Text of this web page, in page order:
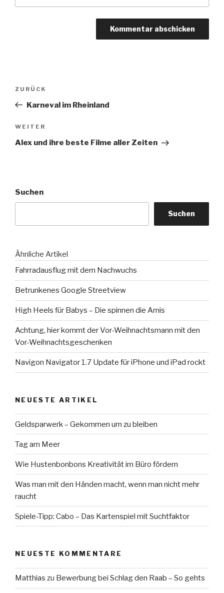
Beitragsnavigation
Vorheriger
Beitrag
ZURÜCK
Karneval im Rheinland
Nächster
Beitrag
WEITER
Alex und ihre beste Filme aller Zeiten
Suchen
Suchen
Ähnliche Artikel
Fahrradausflug mit dem Nachwuchs
Betrunkenes Google Streetview
High Heels für Babys – Die spinnen die Amis
Achtung, hier kommt der Vor-Weihnachtsmann mit den
Vor-Weihnachtsgeschenken
Navigon Navigator 1.7 Update für iPhone und iPad rockt
NEUESTE ARTIKEL
Geldsparwerk – Gekommen um zu bleiben
Tag am Meer
Wie Hustenbonbons Kreativität im Büro fördern
Was man mit den Händen macht, wenn man nicht mehr
raucht
Spiele-Tipp: Cabo – Das Kartenspiel mit Suchtfaktor
NEUESTE KOMMENTARE
Matthias zu Bewerbung bei Schlag den Raab – So gehts